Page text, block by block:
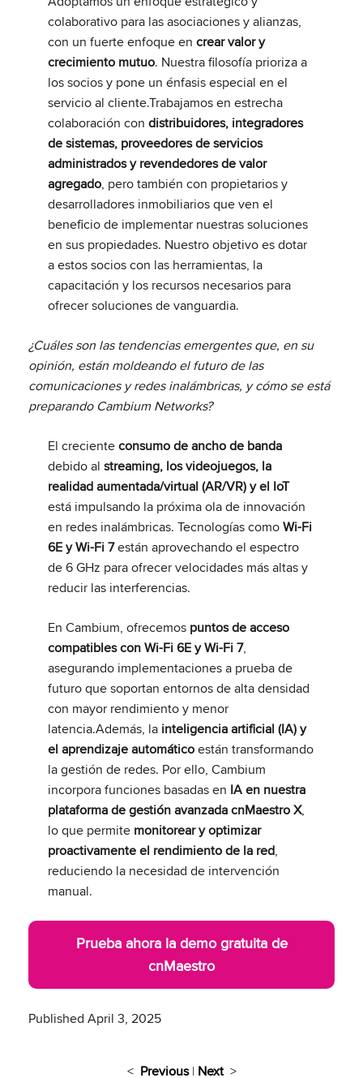
colaborativo para las asociaciones y alianzas,
con un fuerte enfoque en crear valor y
crecimiento mutuo. Nuestra filosofía prioriza a
los socios y pone un énfasis especial en el
servicio al cliente.Trabajamos en estrecha
colaboración con distribuidores, integradores
de sistemas, proveedores de servicios
administrados y revendedores de valor
agregado, pero también con propietarios y
desarrolladores inmobiliarios que ven el
beneficio de implementar nuestras soluciones
en sus propiedades. Nuestro objetivo es dotar
a estos socios con las herramientas, la
capacitación y los recursos necesarios para
ofrecer soluciones de vanguardia.
¿Cuáles son las tendencias emergentes que, en su
opinión, están moldeando el futuro de las
comunicaciones y redes inalámbricas, y cómo se está
preparando Cambium Networks?
El crecienteconsumo de ancho de banda
debido al streaming, los videojuegos, la
realidad aumentada/virtual (AR/VR) y el IoT
está impulsando la próxima ola de innovación
en redes inalámbricas. Tecnologías comoWi-Fi
6E y Wi-Fi 7están aprovechando el espectro
de 6 GHz para ofrecer velocidades más altas y
reducir las interferencias.
En Cambium, ofrecemos puntos de acceso
compatibles con Wi-Fi 6E y Wi-Fi 7,
asegurando implementaciones a prueba de
futuro que soportan entornos de alta densidad
con mayor rendimiento y menor
latencia.Además, la inteligencia artificial (IA) y
el aprendizaje automáticoestán transformando
la gestión de redes. Por ello, Cambium
incorpora funciones basadas en IA en nuestra
plataforma de gestión avanzada cnMaestro X,
lo que permite monitorear y optimizar
proactivamente el rendimiento de la red,
reduciendo la necesidad de intervención
manual.
Prueba ahora la demo gratuita de
cnMaestro
Published April 3, 2025
< Previous| Next>